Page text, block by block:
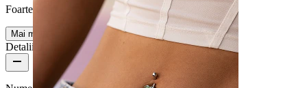
Foarte ușor
Mai multe
Detalii produs